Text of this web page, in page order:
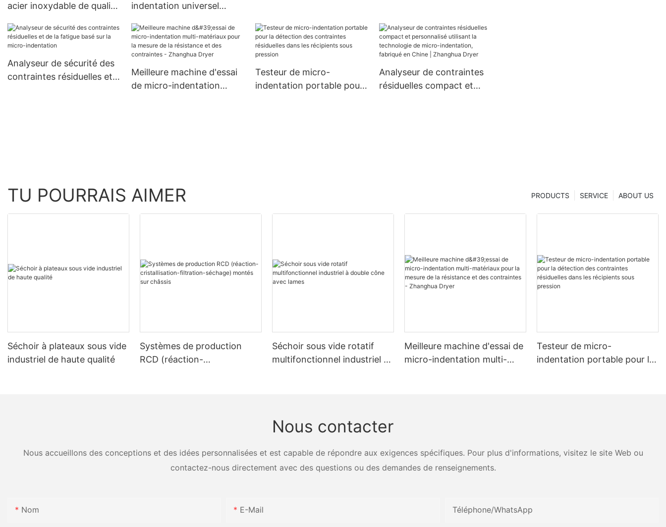
acier inoxydable de qualité
et la déshumidification de
matériaux pulvérulents |
Zhanghua
indentation universel
des propriétés mécaniques
- Zhanghua Dryer
Analyseur de sécurité des
contraintes résiduelles et
Meilleure machine d'essai
de micro-indentation
Testeur de micro-
indentation portable pour
Analyseur de contraintes
résiduelles compact et
TU POURRAIS AIMER ABOUT US
SERVICE
PRODUCTS
Séchoir à plateaux sous vide
industriel de haute qualité
Systèmes de production
RCD (réaction-
Séchoir sous vide rotatif
multifonctionnel industriel à
Meilleure machine d'essai de
micro-indentation multi-
Testeur de micro-
indentation portable pour la
Nous contacter
Nous accueillons des conceptions et des idées personnalisées et est capable de répondre aux exigences spécifiques. Pour plus d'informations, visitez le site Web ou
contactez-nous directement avec des questions ou des demandes de renseignements.
Nom E-Mail Téléphone/WhatsApp